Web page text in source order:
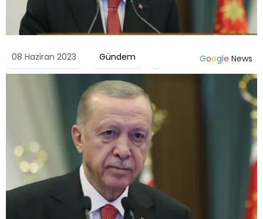
08 Haziran 2023 Gündem Google News